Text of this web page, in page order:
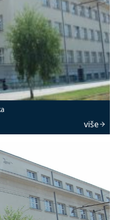
više